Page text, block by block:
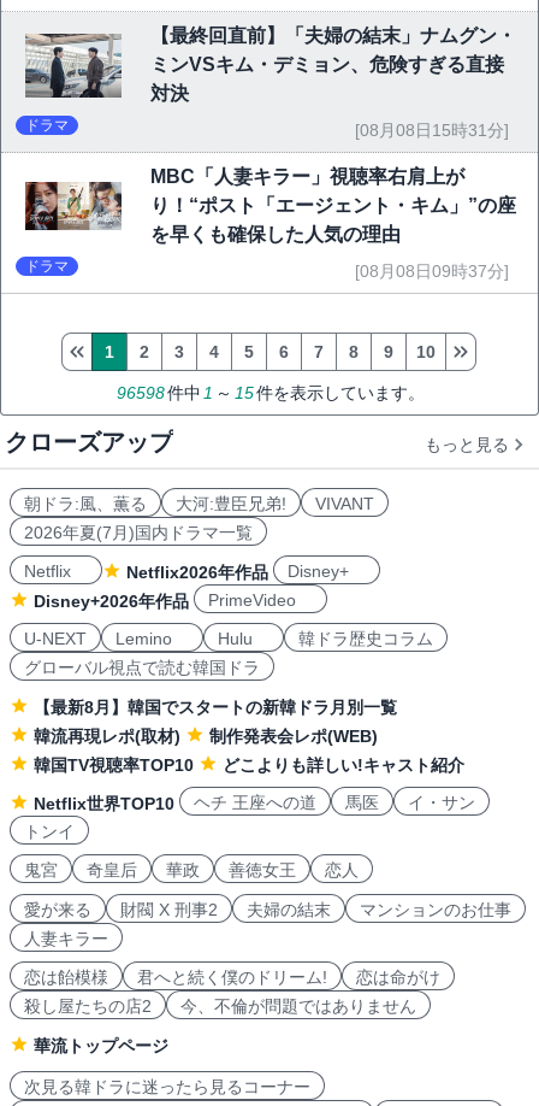
【最終回直前】「夫婦の結末」ナムグン・
ミンVSキム・デミョン、危険すぎる直接
対決
ドラマ [08月08日15時31分]
MBC「人妻キラー」視聴率右肩上が
り！“ポスト「エージェント・キム」”の座
を早くも確保した人気の理由
ドラマ [08月08日09時37分]
96598件中 1 ～ 15件を表示しています。
1 2 3 4 5 6 7 8 9 10
クローズアップ もっと見る
朝ドラ:風、薫る 大河:豊臣兄弟!
VIVANT
2026年夏(7月)国内ドラマ一覧
Netflix
Netflix2026年作品
Disney+
Disney+2026年作品
PrimeVideo
U-NEXT
Lemino Hulu
韓ドラ歴史コラム
グローバル視点で読む韓国ドラ
【最新8月】韓国でスタートの新韓ドラ月別一覧
韓流再現レポ(取材)
制作発表会レポ(WEB)
韓国TV視聴率TOP10
どこよりも詳しい!キャスト紹介
Netflix世界TOP10
ヘチ 王座への道 馬医
イ・サン
トンイ
鬼宮
奇皇后 華政 善徳女王 恋人
愛が来る 財閥 X 刑事2 夫婦の結末
マンションのお仕事
人妻キラー
恋は飴模様
君へと続く僕のドリーム!
恋は命がけ
殺し屋たちの店2
今、不倫が問題ではありません
華流トップページ
次見る韓ドラに迷ったら見るコーナー